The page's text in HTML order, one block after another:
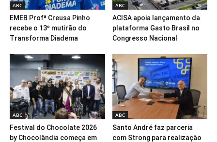
ABC
EMEB Profª Creusa Pinho
recebe o 13º mutirão do
Transforma Diadema
ABC
ACISA apoia lançamento da
plataforma Gasto Brasil no
Congresso Nacional
ABC
Festival do Chocolate 2026
by Chocolândia começa em
ABC
Santo André faz parceria
com Strong para realização